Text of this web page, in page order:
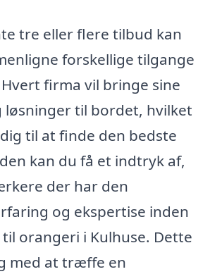
tre eller flere tilbud kan
forskellige tilgange
firma vil bringe sine
løsninger til bordet, hvilket
til at finde den bedste
kan du få et indtryk af,
der har den
og ekspertise inden
orangeri i Kulhuse. Dette
med at træffe en